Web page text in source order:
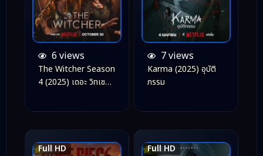
6 views
The Witcher Season
4 (2025) เดอะ วิทเชอร์
7 views
Karma (2025) อุบัติ
กรรม
Full HD
8.6
Full HD
7.8